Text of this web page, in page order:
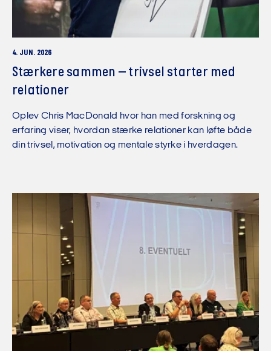
4. JUN. 2026
Stærkere sammen – trivsel starter med
relationer
Oplev Chris MacDonald hvor han med forskning og
erfaring viser, hvordan stærke relationer kan løfte både
din trivsel, motivation og mentale styrke i hverdagen.